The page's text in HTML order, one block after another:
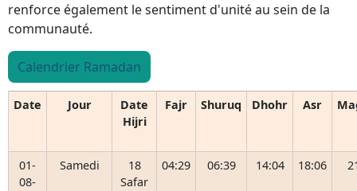
renforce également le sentiment d'unité au sein de la
communauté.
Calendrier Ramadan
Date Jour
Date
Hijri
Fajr Shuruq Dhohr Asr
01-
08-
Samedi
18
Safar
04:29 06:39 14:04 18:06